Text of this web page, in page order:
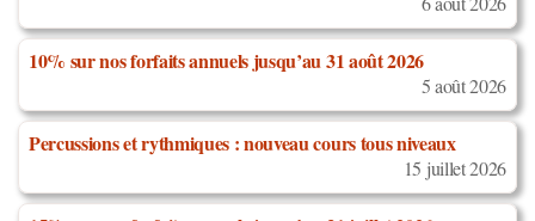
10% sur nos forfaits annuels jusqu’au 31 août 2026
5 août 2026
Percussions et rythmiques : nouveau cours tous niveaux
15 juillet 2026